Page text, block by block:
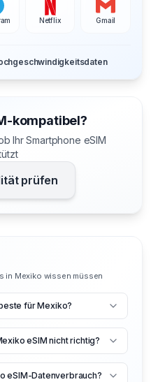
Netflix Gmail
kompatibel?
Ihr Smartphone eSIM
prüfen
in Mexiko wissen müssen
für Mexiko?
eSIM nicht richtig?
eSIM-Datenverbrauch?